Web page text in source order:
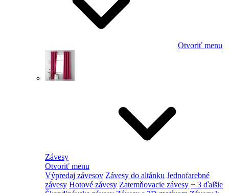
Otvoriť menu
Závesy
Otvoriť menu
Výpredaj závesov Závesy do altánku Jednofarebné
závesy Hotové závesy Zatemňovacie závesy + 3 ďalšie